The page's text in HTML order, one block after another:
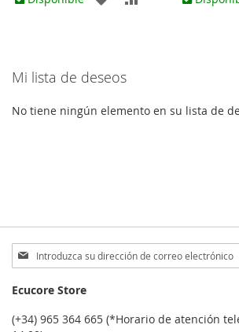
FAVORITOS
Mi lista de deseos
No tiene ningún elemento en su lista de
Inscríbase
a
boletín
de
noticias:
Ecucore Store
(+34) 965 364 665 (*Horario de atención